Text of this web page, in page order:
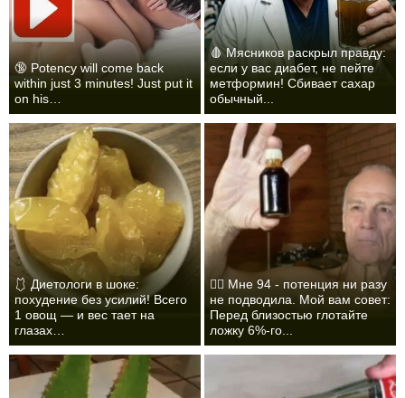
🔞 Potency will come back
within just 3 minutes! Just put it
on his…
🩸 Мясников раскрыл правду:
если у вас диабет, не пейте
метформин! Сбивает сахар
обычный...
🩱 Диетологи в шоке:
похудение без усилий! Всего
1 овощ — и вес тает на
глазах…
❤️‍🔥 Мне 94 - потенция ни разу
не подводила. Мой вам совет:
Перед близостью глотайте
ложку 6%-го...